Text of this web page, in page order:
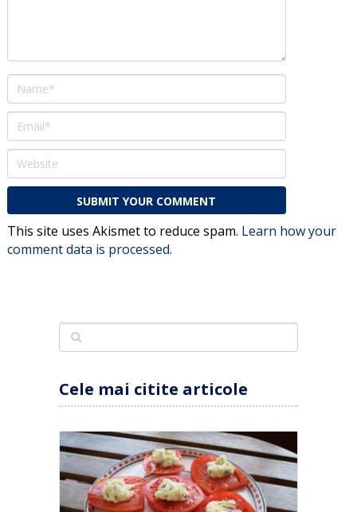
This site uses Akismet to reduce spam. Learn how your
comment data is processed.
Cele mai citite articole